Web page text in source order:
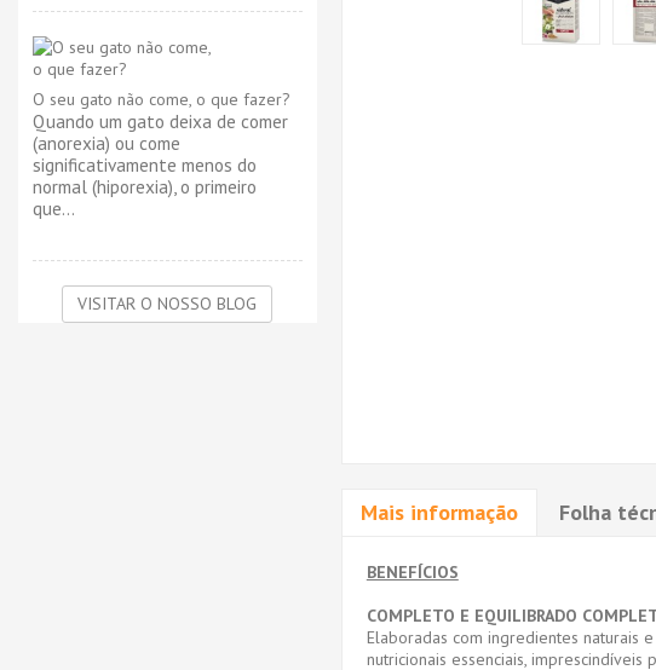
Mais informação Folha
BENEFÍCIOS
COMPLETO E EQUILIBRADO
Elaboradas com ingredientes naturais
nutricionais essenciais,
O seu gato não come, o que fazer?
Quando um gato deixa de comer
(anorexia) ou come
significativamente menos do
normal (hiporexia), o primeiro
que...
VISITAR O NOSSO BLOG